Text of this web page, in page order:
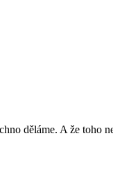
děláme. A že